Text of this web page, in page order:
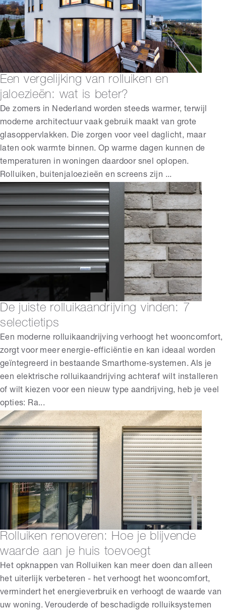
Een vergelijking van rolluiken en
jaloezieën: wat is beter?
De zomers in Nederland worden steeds warmer, terwijl
moderne architectuur vaak gebruik maakt van grote
glasoppervlakken. Die zorgen voor veel daglicht, maar
laten ook warmte binnen. Op warme dagen kunnen de
temperaturen in woningen daardoor snel oplopen.
Rolluiken, buitenjaloezieën en screens zijn ...
De juiste rolluikaandrijving vinden: 7
selectietips
Een moderne rolluikaandrijving verhoogt het wooncomfort,
zorgt voor meer energie-efficiëntie en kan ideaal worden
geïntegreerd in bestaande Smarthome-systemen. Als je
een elektrische rolluikaandrijving achteraf wilt installeren
of wilt kiezen voor een nieuw type aandrijving, heb je veel
opties: Ra...
Rolluiken renoveren: Hoe je blijvende
waarde aan je huis toevoegt
Het opknappen van Rolluiken kan meer doen dan alleen
het uiterlijk verbeteren - het verhoogt het wooncomfort,
vermindert het energieverbruik en verhoogt de waarde van
uw woning. Verouderde of beschadigde rolluiksystemen